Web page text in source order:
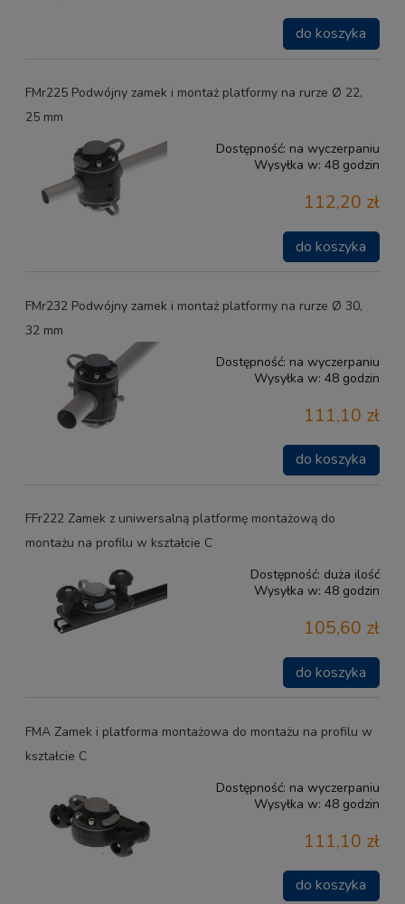
do koszyka
FMr225 Podwójny zamek i montaż platformy na rurze Ø 22,
25 mm
Dostępność: na wyczerpaniu
Wysyłka w: 48 godzin
112,20 zł
do koszyka
FMr232 Podwójny zamek i montaż platformy na rurze Ø 30,
32 mm
Dostępność: na wyczerpaniu
Wysyłka w: 48 godzin
111,10 zł
do koszyka
FFr222 Zamek z uniwersalną platformę montażową do
montażu na profilu w kształcie C
Dostępność: duża ilość
Wysyłka w: 48 godzin
105,60 zł
do koszyka
FMA Zamek i platforma montażowa do montażu na profilu w
kształcie C
Dostępność: na wyczerpaniu
Wysyłka w: 48 godzin
111,10 zł
do koszyka